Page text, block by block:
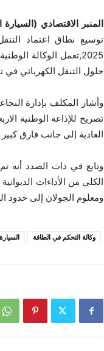
المنبر الاقتصادي (السيارة
توسيع نطاق اعتماد
2025,تعمل الوكالة
حلول التنقل الكهربائي في
وأشار المكلف بإدارة
العادية إلى جانب فارق
وتابع في ذات الصدد أنه تم
ومعلوم الجولان إلى حدود الـ 50
وكالة التحكم في الطاقة